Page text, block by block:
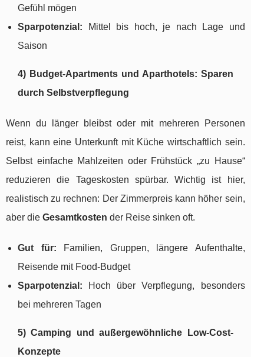
Gefühl mögen
Sparpotenzial: Mittel bis hoch, je nach Lage und
Saison
4) Budget-Apartments und Aparthotels: Sparen
durch Selbstverpflegung
Wenn du länger bleibst oder mit mehreren Personen
reist, kann eine Unterkunft mit Küche wirtschaftlich sein.
Selbst einfache Mahlzeiten oder Frühstück „zu Hause“
reduzieren die Tageskosten spürbar. Wichtig ist hier,
realistisch zu rechnen: Der Zimmerpreis kann höher sein,
aber die Gesamtkosten der Reise sinken oft.
Gut für: Familien, Gruppen, längere Aufenthalte,
Reisende mit Food-Budget
Sparpotenzial: Hoch über Verpflegung, besonders
bei mehreren Tagen
5) Camping und außergewöhnliche Low-Cost-
Konzepte